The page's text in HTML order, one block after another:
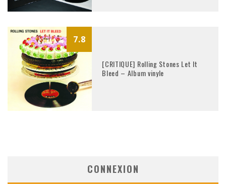
7.8
[CRITIQUE] Rolling Stones Let It
Bleed – Album vinyle
CONNEXION